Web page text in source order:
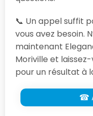
📞 Un appel suffit
vous avez besoin.
maintenant
Moriville et
pour un résultat à
☎